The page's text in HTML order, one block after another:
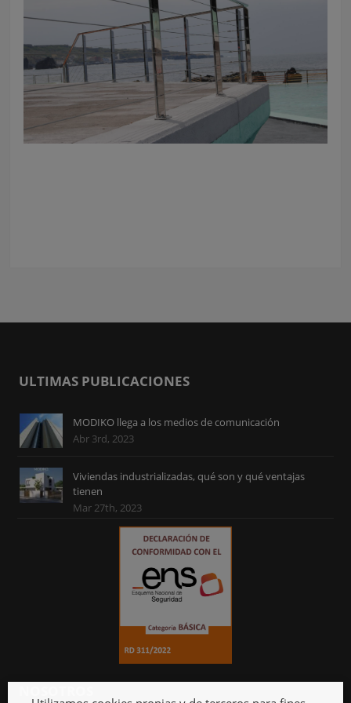
ULTIMAS PUBLICACIONES
MODIKO llega a los medios de comunicación
Abr 3rd, 2023
Viviendas industrializadas, qué son y qué ventajas
tienen
Mar 27th, 2023